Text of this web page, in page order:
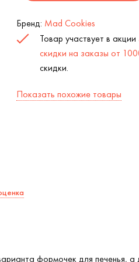
Бренд: Mad Cookies
Товар участвует в акции
скидки на заказы от
скидки.
Показать похожие товары
формочек для печенья,